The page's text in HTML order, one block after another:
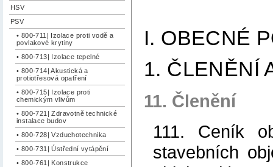
HSV
PSV
• 800-711| Izolace proti vodě a
povlakové krytiny
• 800-713| Izolace tepelné
• 800-714| Akustická a
protiotřesová opatření
• 800-715| Izolace proti
chemickým vlivům
• 800-721| Zdravotně technické
instalace budov
• 800-728| Vzduchotechnika
• 800-731| Ústřední vytápění
• 800-761| Konstrukce
I. OBECNÉ
1. ČLENĚNÍ
11. Členění
111. Ceník
stavebních